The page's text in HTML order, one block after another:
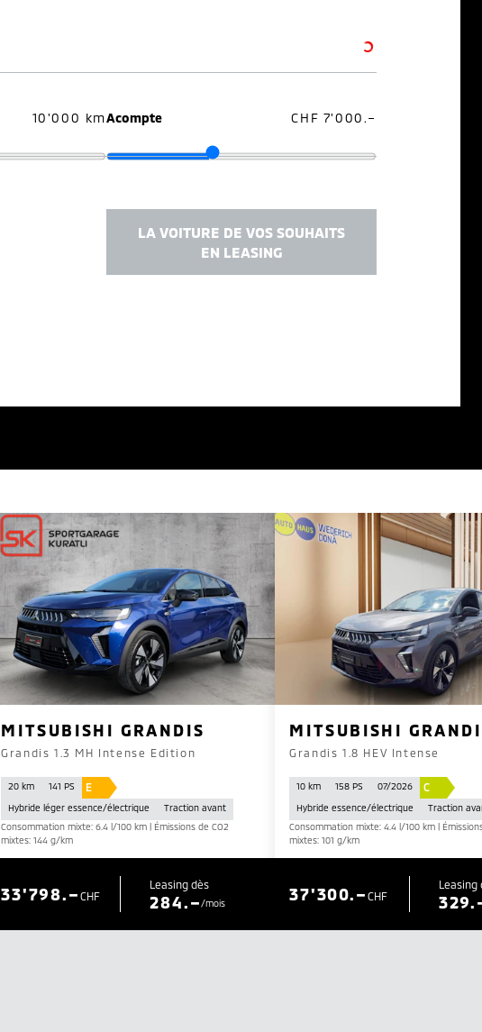
10'000 kmAcompte CHF 7'000.–
LA VOITURE DE VOS SOUHAITS
EN LEASING
MITSUBISHI GRANDIS
Grandis 1.3 MH Intense Edition
20 km 141 PS E
Hybride léger essence/électrique
Traction avant
Consommation mixte: 6.4 l/100 km | Émissions de CO2
mixtes: 144 g/km
CHF
33'798.– Leasing dès
284.–/mois
MITSUBISHI
Grandis 1.8 HEV Intense
10 km 158 PS 07/2026 C
Hybride essence/électrique
Traction
Consommation mixte: 4.4 l/100 km |
mixtes: 101 g/km
CHF
37'300.– Leasing